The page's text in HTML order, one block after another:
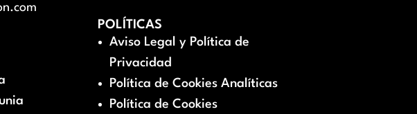
POLÍTICAS
Aviso Legal y Política de
Privacidad
Política de Cookies Analíticas
Política de Cookies